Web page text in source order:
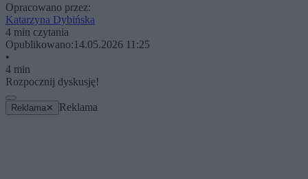
Opracowano przez:
Katarzyna Dybińska
4 min czytania
Opublikowano:14.05.2026 11:25
•
4 min
Rozpocznij dyskusję!
Reklama ✕ Reklama